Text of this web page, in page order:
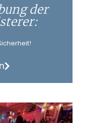
der